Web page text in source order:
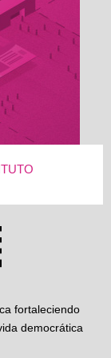
fortaleciendo
democrática